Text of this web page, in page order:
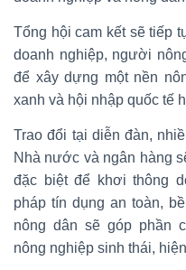
Tổng hội cam kết sẽ tiếp
doanh nghiệp, người
để xây dựng một nền
xanh và hội nhập quốc tế
Trao đổi tại diễn đàn,
Nhà nước và ngân hàng
đặc biệt để khơi thông
pháp tín dụng an toàn,
nông dân sẽ góp phần
nông nghiệp sinh thái,